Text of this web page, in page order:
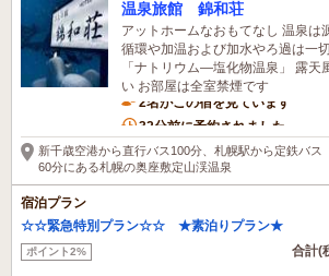
温泉旅館 錦和荘
アットホームなおもてなし 温泉は
循環や加温および加水やろ過は一
「ナトリウム―塩化物温泉」 露天
い お部屋は全室禁煙です
2名がこの宿を見ています
32分前に予約されました
新千歳空港から直行バス100分、札幌駅から定鉄バス
60分にある札幌の奥座敷定山渓温泉
宿泊プラン
☆☆緊急特別プラン☆☆ ★素泊りプラン★
ポイント2% 合計(